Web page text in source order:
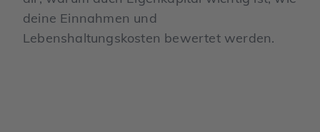
deine Einnahmen und
Lebenshaltungskosten bewertet werden.